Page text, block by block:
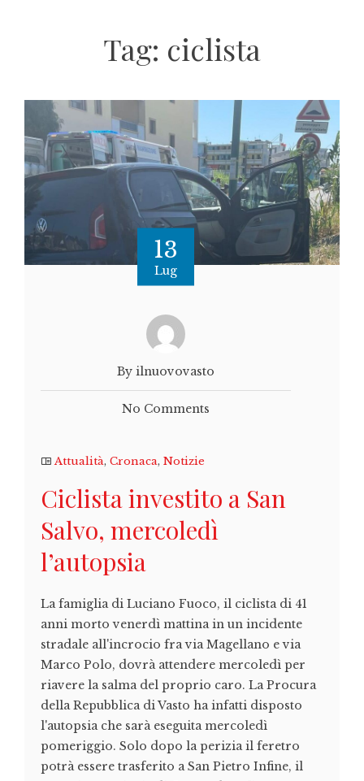
Tag: ciclista
13
Lug
By ilnuovovasto
No Comments
Attualità, Cronaca, Notizie
Ciclista investito a San
Salvo, mercoledì
l’autopsia
La famiglia di Luciano Fuoco, il ciclista di 41
anni morto venerdì mattina in un incidente
stradale all'incrocio fra via Magellano e via
Marco Polo, dovrà attendere mercoledì per
riavere la salma del proprio caro. La Procura
della Repubblica di Vasto ha infatti disposto
l'autopsia che sarà eseguita mercoledì
pomeriggio. Solo dopo la perizia il feretro
potrà essere trasferito a San Pietro Infine, il